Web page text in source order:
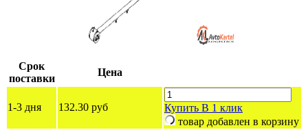
Срок
поставки
Цена
1-3 дня 132.30 руб Купить В 1 клик
товар добавлен в корзину